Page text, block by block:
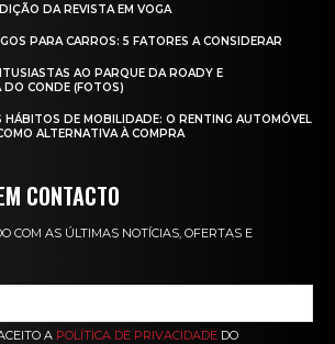
DA REVISTA EM VOGA
PARA CARROS: 5 FATORES A CONSIDERAR
AO PARQUE DA ROADY E
DO CONDE (FOTOS)
HÁBITOS DE MOBILIDADE: O RENTING AUTOMÓVEL
ALTERNATIVA À COMPRA
CONTACTO
COM AS ÚLTIMAS NOTÍCIAS, OFERTAS E
A POLÍTICA DE PRIVACIDADE DO